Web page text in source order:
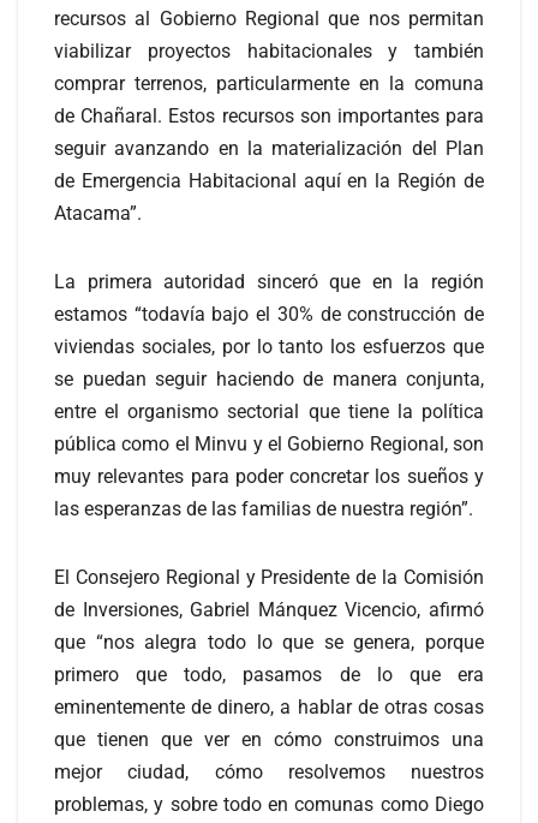
recursos al Gobierno Regional que nos permitan
viabilizar proyectos habitacionales y también
comprar terrenos, particularmente en la comuna
de Chañaral. Estos recursos son importantes para
seguir avanzando en la materialización del Plan
de Emergencia Habitacional aquí en la Región de
Atacama”.
La primera autoridad sinceró que en la región
estamos “todavía bajo el 30% de construcción de
viviendas sociales, por lo tanto los esfuerzos que
se puedan seguir haciendo de manera conjunta,
entre el organismo sectorial que tiene la política
pública como el Minvu y el Gobierno Regional, son
muy relevantes para poder concretar los sueños y
las esperanzas de las familias de nuestra región”.
El Consejero Regional y Presidente de la Comisión
de Inversiones, Gabriel Mánquez Vicencio, afirmó
que “nos alegra todo lo que se genera, porque
primero que todo, pasamos de lo que era
eminentemente de dinero, a hablar de otras cosas
que tienen que ver en cómo construimos una
mejor ciudad, cómo resolvemos nuestros
problemas, y sobre todo en comunas como Diego